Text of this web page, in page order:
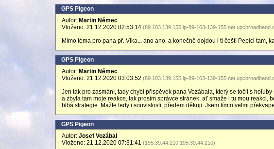
GPS Pigeon
Autor: Martin Němec
Vloženo: 21.12.2020 02:53:14 (89.103.139.155 ip-89-103-139-
Mimo téma pro pana př. Vika... ano ano, a konečně dojdou i ti čeští Pepíci tam,
GPS Pigeon
Autor: Martin Němec
Vloženo: 21.12.2020 03:03:52 (89.103.139.155 ip-89-103-139-
Jen tak pro zasmání, tady chybí příspěvek pana Vozábala, který se točil s
a zbyla tam moje reakce, tak prosím správce stránek, ať smaže i tu mou reakci,
blbá strategie. Mažte tedy i souvislosti, předem děkuji. Jsem tímto velmi
GPS Pigeon
Autor: Josef Vozábal
Vloženo: 21.12.2020 07:31:41 (195.39.44.210 195.39.44.210)